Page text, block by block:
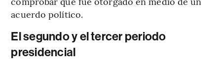
acuerdo político.
El segundo y el tercer periodo
presidencial